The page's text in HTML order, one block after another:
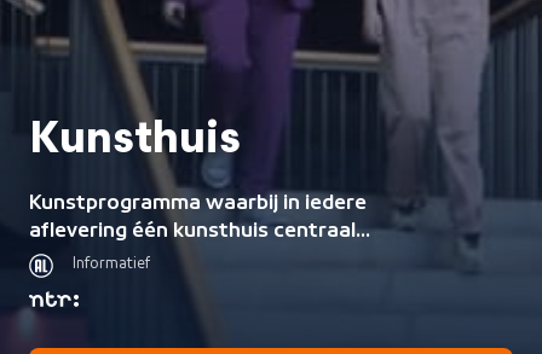
Kunsthuis
Kunstprogramma waarbij in iedere
aflevering één kunsthuis centraal
staat.Informatief